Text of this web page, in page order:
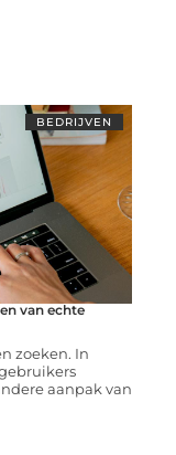
BEDRIJVEN
van echte
zoeken. In
aanpak van